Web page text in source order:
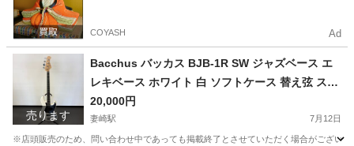
COYASH Ad
売ります
Bacchus バッカス BJB-1R SW ジャズベース エ
レキベース ホワイト 白 ソフトケース 替え弦 スト
ラップ シールド付き
20,000円
妻崎駅 7月12日
※店頭販売のため、問い合わせ中であっても掲載終了とさせていただく場合がござい